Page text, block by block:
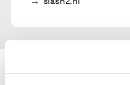
Steun ons